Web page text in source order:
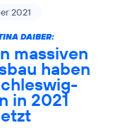
2021
DAIBER:
massiven
haben
in 2021